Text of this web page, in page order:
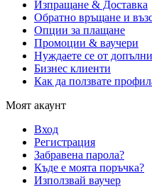
Изпращане & Доставка
Обратно връщане и
Опции за плащане
Промоции & ваучери
Нуждаете се от
Бизнес клиенти
Как да ползвате
Моят акаунт
Вход
Регистрация
Забравена парола?
Къде е моята поръчка?
Използвай ваучер